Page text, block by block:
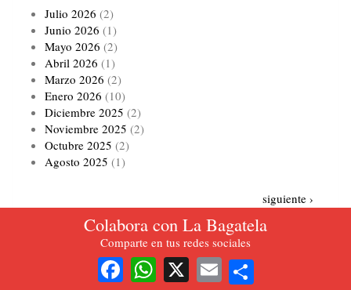
Colabora con La Bagatela
Comparte en tus redes sociales
FacebookWhatsApp
X Email
Julio 2026 (2)
Junio 2026 (1)
Mayo 2026 (2)
Abril 2026 (1)
Marzo 2026 (2)
Enero 2026 (10)
Diciembre 2025 (2)
Noviembre 2025 (2)
Octubre 2025 (2)
Agosto 2025 (1)
Siguiente
siguiente ›
Ver todo el archivo